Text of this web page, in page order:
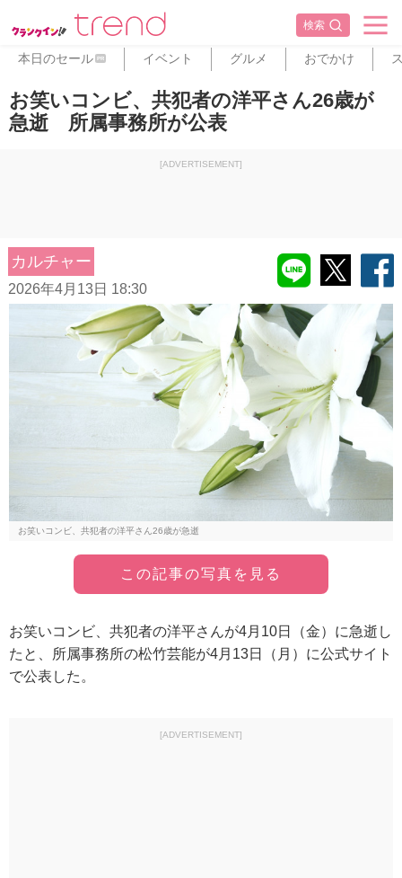
検索
本日のセール PR イベント グルメ おでかけ
お笑いコンビ、共犯者の洋平さん26歳が
急逝 所属事務所が公表
[ADVERTISEMENT]
カルチャー
2026年4月13日 18:30
お笑いコンビ、共犯者の洋平さん26歳が急逝
この記事の写真を見る
お笑いコンビ、共犯者の洋平さんが4月10日（金）に急逝し
たと、所属事務所の松竹芸能が4月13日（月）に公式サイト
で公表した。
[ADVERTISEMENT]